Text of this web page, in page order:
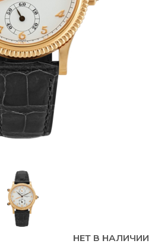
НЕТ В НАЛИЧИИ